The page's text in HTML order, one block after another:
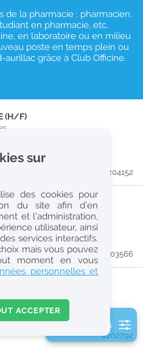
d'outre-mer
de la pharmacie : pharmacien,
en pharmacie, etc.
en laboratoire ou en milieu
poste en temps plein ou
grâce à Club Officine.
(H/F)
#204152
#203566
#202792
2 filtre(s) actifs
sur
des cookies pour
du site afin d’en
et l’administration,
utilisateur, ainsi
services interactifs.
mais vous pouvez
moment en vous
personnelles et
ACCEPTER